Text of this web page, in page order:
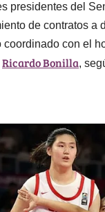
presidentes del
de contratos a
con el
Ricardo Bonilla,